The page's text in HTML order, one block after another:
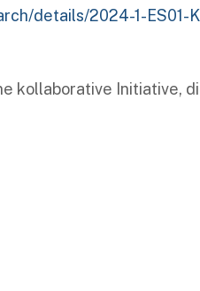
details/2024-1-
kollaborative Initiative,